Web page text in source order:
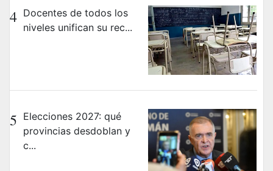
4 Docentes de todos los
niveles unifican su rec...
5 Elecciones 2027: qué
provincias desdoblan y
c...